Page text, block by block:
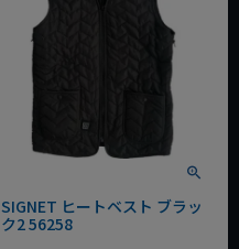
SIGNET ヒートベスト ブラッ
ク2 56258